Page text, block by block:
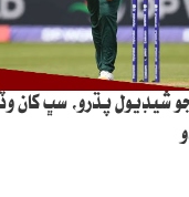
شيڊيول پڌرو، سڀ کان